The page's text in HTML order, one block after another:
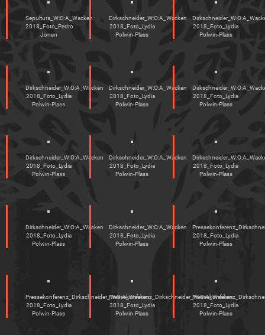
Sepultura_W:O:A_Wacken
2018_Foto_Pedro
Jonen
Dirkschneider_W:O:A_Wacken
2018_Foto_Lydia
Polwin-Plass
2018_Foto_Lydia
Polwin-Plass
Dirkschneider_W:O:A_Wacken
2018_Foto_Lydia
Polwin-Plass
Dirkschneider_W:O:A_Wacken
2018_Foto_Lydia
Polwin-Plass
2018_Foto_Lydia
Polwin-Plass
Dirkschneider_W:O:A_Wacken
2018_Foto_Lydia
Polwin-Plass
Dirkschneider_W:O:A_Wacken
2018_Foto_Lydia
Polwin-Plass
2018_Foto_Lydia
Polwin-Plass
Dirkschneider_W:O:A_Wacken
2018_Foto_Lydia
Polwin-Plass
Dirkschneider_W:O:A_Wacken
2018_Foto_Lydia
Polwin-Plass
2018_Foto_Lydia
Polwin-Plass
Pressekonferenz_Dirkschneider_W:O:A_Wacken
2018_Foto_Lydia
Polwin-Plass
Pressekonferenz_Dirkschneider_W:O:A_Wacken
2018_Foto_Lydia
Polwin-Plass
2018_Foto_Lydia
Polwin-Plass